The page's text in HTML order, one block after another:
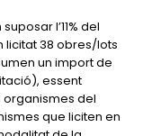
l’11% del
licitat 38 obres/lots
un import de
essent
organismes del
que liciten en